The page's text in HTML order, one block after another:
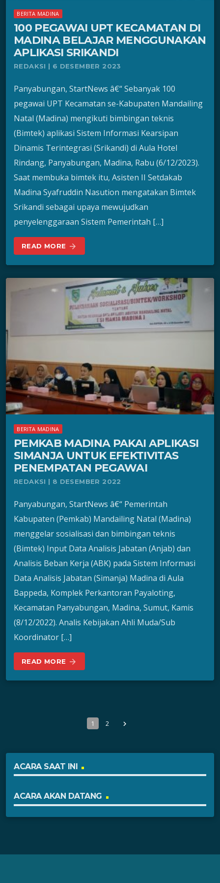
BERITA MADINA
100 PEGAWAI UPT KECAMATAN DI
MADINA BELAJAR MENGGUNAKAN
APLIKASI SRIKANDI
REDAKSI | 6 DESEMBER 2023
Panyabungan, StartNews â€“ Sebanyak 100
pegawai UPT Kecamatan se-Kabupaten Mandailing
Natal (Madina) mengikuti bimbingan teknis
(Bimtek) aplikasi Sistem Informasi Kearsipan
Dinamis Terintegrasi (Srikandi) di Aula Hotel
Rindang, Panyabungan, Madina, Rabu (6/12/2023).
Saat membuka bimtek itu, Asisten II Setdakab
Madina Syafruddin Nasution mengatakan Bimtek
Srikandi sebagai upaya mewujudkan
penyelenggaraan Sistem Pemerintah […]
READ MORE arrow_forward
BERITA MADINA
PEMKAB MADINA PAKAI APLIKASI
SIMANJA UNTUK EFEKTIVITAS
PENEMPATAN PEGAWAI
REDAKSI | 8 DESEMBER 2022
Panyabungan, StartNews â€“ Pemerintah
Kabupaten (Pemkab) Mandailing Natal (Madina)
menggelar sosialisasi dan bimbingan teknis
(Bimtek) Input Data Analisis Jabatan (Anjab) dan
Analisis Beban Kerja (ABK) pada Sistem Informasi
Data Analisis Jabatan (Simanja) Madina di Aula
Bappeda, Komplek Perkantoran Payaloting,
Kecamatan Panyabungan, Madina, Sumut, Kamis
(8/12/2022). Analis Kebijakan Ahli Muda/Sub
Koordinator […]
READ MORE arrow_forward
1 2 navigate_next
ACARA SAAT INI
ACARA AKAN DATANG